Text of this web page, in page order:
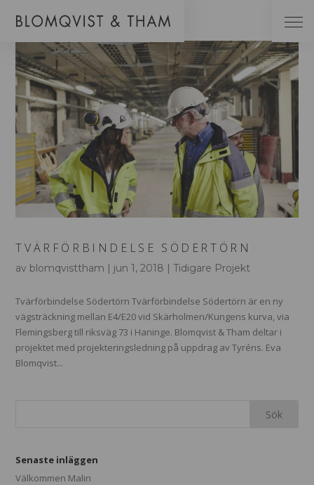
TVÄRFÖRBINDELSE SÖDERTÖRN
av blomqvisttham | jun 1, 2018 |Tidigare Projekt
Tvärförbindelse Södertörn Tvärförbindelse Södertörn är en ny
vägsträckning mellan E4/E20 vid Skärholmen/Kungens kurva, via
Flemingsberg till riksväg 73 i Haninge. Blomqvist & Tham deltar i
projektet med projekteringsledning på uppdrag av Tyréns. Eva
Blomqvist...
Senaste inläggen
Välkommen Malin